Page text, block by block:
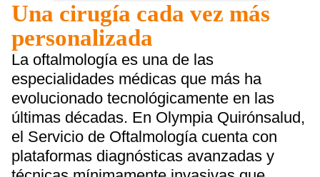
Una cirugía cada vez más
personalizada
La oftalmología es una de las
especialidades médicas que más ha
evolucionado tecnológicamente en las
últimas décadas. En Olympia Quirónsalud,
el Servicio de Oftalmología cuenta con
plataformas diagnósticas avanzadas y